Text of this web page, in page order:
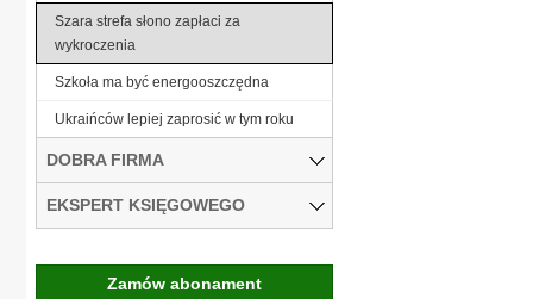
Szara strefa słono zapłaci za
wykroczenia
Szkoła ma być energooszczędna
Ukraińców lepiej zaprosić w tym roku
DOBRA FIRMA
EKSPERT KSIĘGOWEGO
Zamów abonament